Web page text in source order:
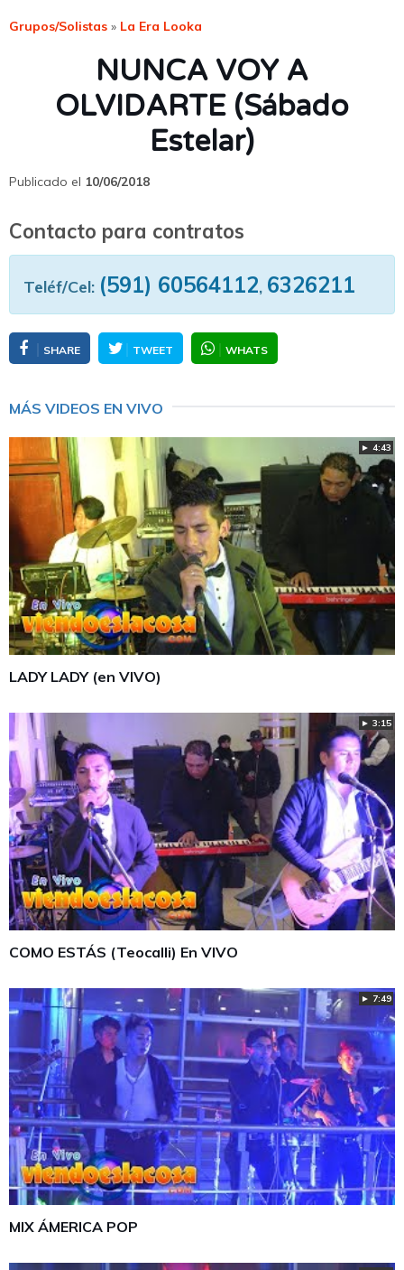
Grupos/Solistas » La Era Looka
NUNCA VOY A
OLVIDARTE (Sábado
Estelar)
Publicado el 10/06/2018
Contacto para contratos
Teléf/Cel: (591) 60564112, 6326211
SHARE TWEET WHATS
MÁS VIDEOS EN VIVO
► 4:43
LADY LADY (en VIVO)
► 3:15
COMO ESTÁS (Teocalli) En VIVO
► 7:49
MIX ÁMERICA POP